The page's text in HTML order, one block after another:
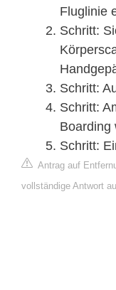
Fluglinie
Schritt:
Schritt:
Schritt:
Boarding
Schritt:
Antrag auf
vollständige Antwort